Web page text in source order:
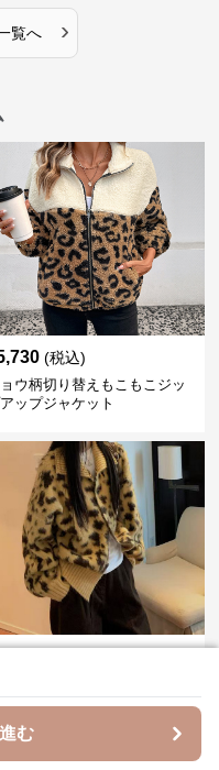
む
む
覧へ ›
(税込)
ウ柄切り替えもこもこジッ
ップジャケット
ウター